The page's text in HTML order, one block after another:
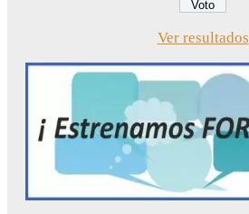
Ver resultados